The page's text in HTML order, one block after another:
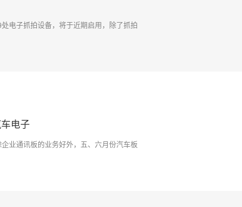
电子抓拍设备，将于近期启用，除了抓拍
电子
业通讯板的业务好外，五、六月份汽车板